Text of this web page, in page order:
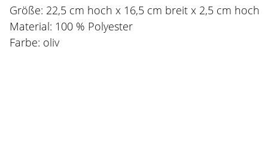
Größe: 22,5 cm hoch x 16,5 cm breit x 2,5 cm hoch
Material: 100 % Polyester
Farbe: oliv